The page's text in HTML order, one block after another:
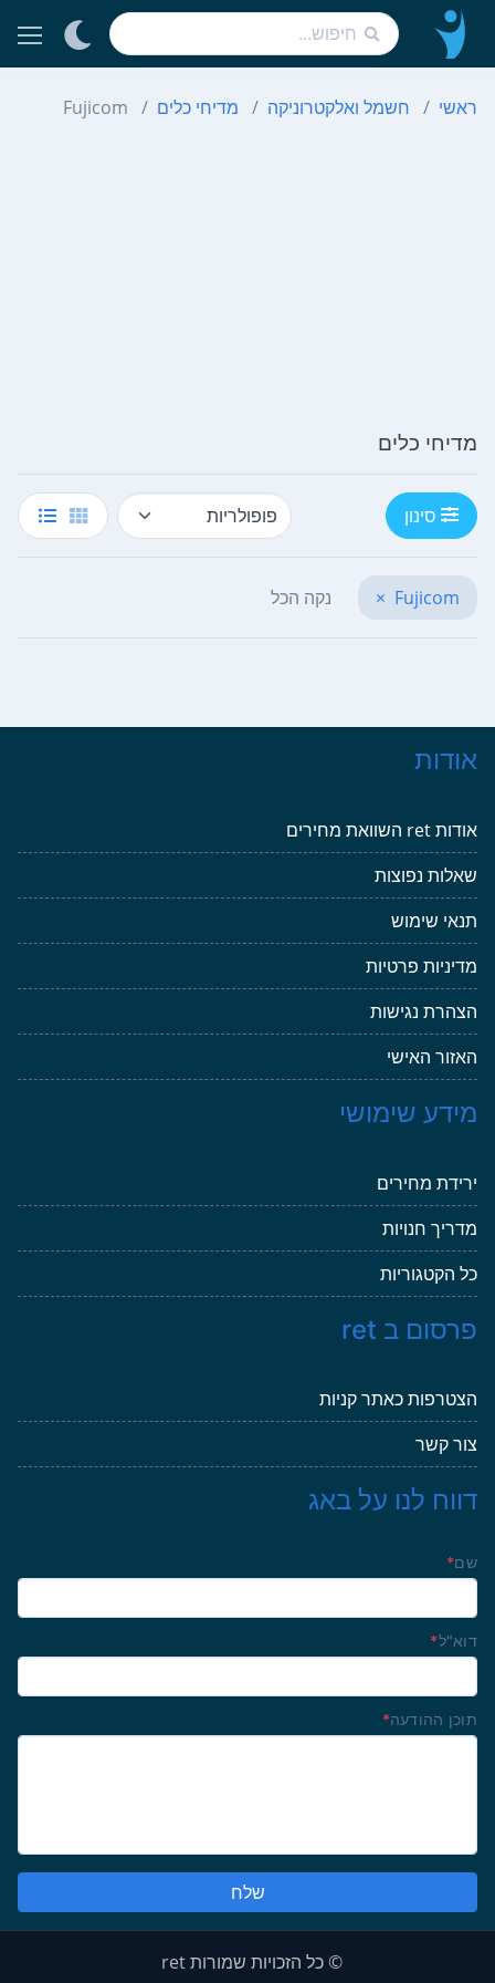
ראשי חשמל ואלקטרוניקה מדיחי כלים Fujicom
מדיחי כלים
סינון
Fujicom
× נקה הכל
אודות
אודות ret השוואת מחירים
שאלות נפוצות
תנאי שימוש
מדיניות פרטיות
הצהרת נגישות
האזור האישי
מידע שימושי
ירידת מחירים
מדריך חנויות
כל הקטגוריות
פרסום ב ret
הצטרפות כאתר קניות
צור קשר
דווח לנו על באג
שם*
דוא"ל*
תוכן ההודעה*
© כל הזכויות שמורות ret